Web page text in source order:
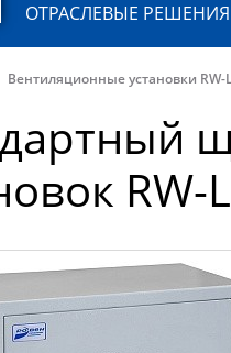
ОТРАСЛЕВЫЕ РЕШЕНИЯ
Вентиляционные установки RW-
RW-